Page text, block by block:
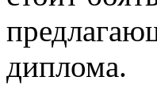
диплома.